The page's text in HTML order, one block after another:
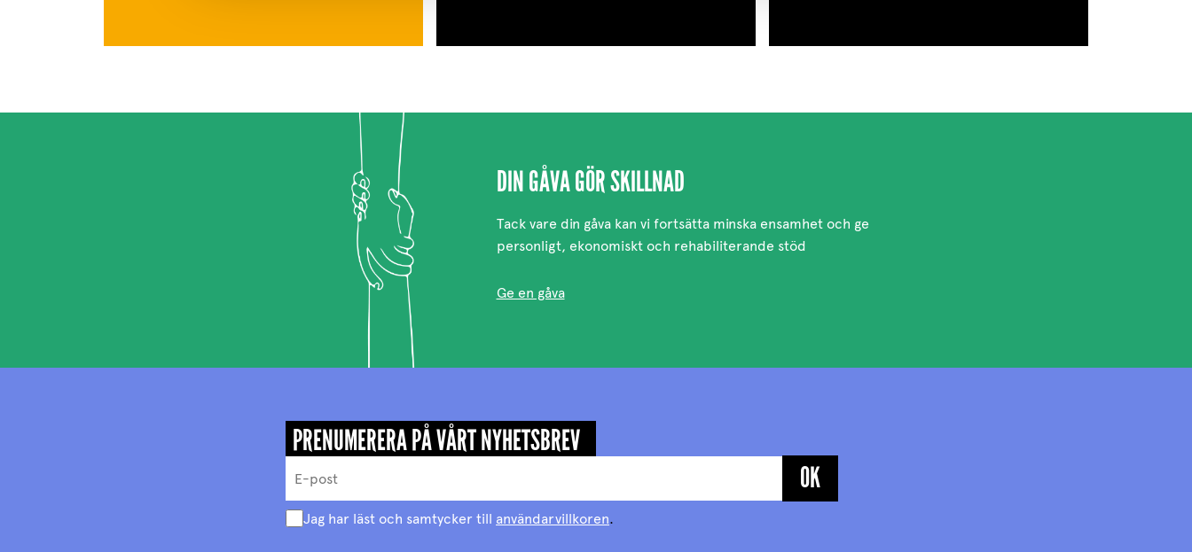
DIN GÅVA GÖR SKILLNAD
Tack vare din gåva kan vi fortsätta minska ensamhet och ge
personligt, ekonomiskt och rehabiliterande stöd
Ge en gåva
PRENUMERERA PÅ VÅRT NYHETSBREV
Jag har läst och samtycker till användarvillkoren.